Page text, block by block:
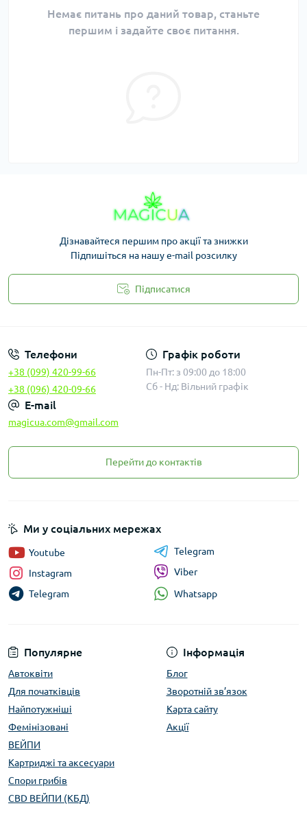
Немає питань про даний товар, станьте
першим і задайте своє питання.
Дізнавайтеся першим про акції та знижки
Підпишіться на нашу e-mail розсилку
Підписатися
Телефони
+38 (099) 420-99-66
+38 (096) 420-09-66
Графік роботи
Пн-Пт: з 09:00 до 18:00
Сб - Нд: Вільний графік
E-mail
magicua.com@gmail.com
Перейти до контактів
Популярне
Автоквіти
Для початківців
Найпотужніші
Фемінізовані
ВЕЙПИ
Картриджі та аксесуари
Спори грибів
CBD ВЕЙПИ (КБД)
Інформація
Блог
Зворотній зв’язок
Карта сайту
Акції
Ми у соціальних мережах
Youtube
Instagram
Telegram
Telegram
Viber
Whatsapp